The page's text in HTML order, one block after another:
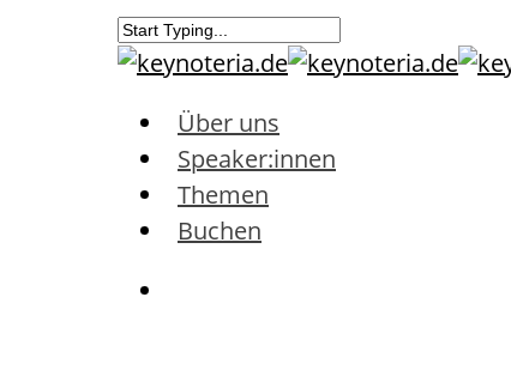
Über uns
Speaker:innen
Themen
Buchen